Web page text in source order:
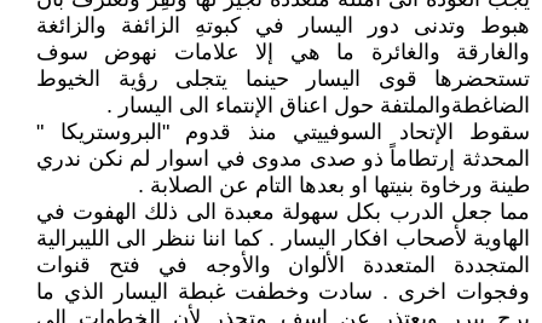
هبوط وتدنى دور اليسار في كبوتهِ الزائفة والزائغة
والغارقة والغائرة ما هي إلا علامات نهوض سوف
تستحضرها قوى اليسار حينما يتجلى رؤية الخيوط
الضاغطةوالملتفة حول اعناق الإنتماء الى اليسار .
سقوط الإتحاد السوفييتي منذ قدوم "البروستريكا "
المحدثة إرتطاماً ذو صدى مدوى في اسوار لم نكن ندري
طينة ورخاوة بنيتها او بعدها التام عن الصلابة .
مما جعل الدرب بكل سهولة معبدة الى ذلك الهفوت في
الهاوية لأصحاب افكار اليسار . كما اننا ننظر الى الليبرالية
المتجددة المتعددة الألوان والأوجه في فتح قنوات
وفجوات اخرى . سادت وخطفت غبطة اليسار الذي ما